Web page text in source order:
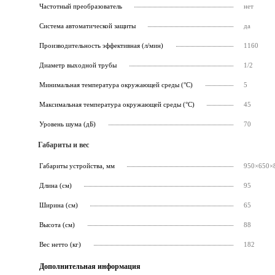
Частотный преобразователь нет
Система автоматической защиты да
Производительность эффективная (л/мин) 1160
Диаметр выходной трубы 1/2
Минимальная температура окружающей среды (°C) 5
Максимальная температура окружающей среды (°C) 45
Уровень шума (дБ) 70
Габариты и вес
Габариты устройства, мм
Длина (см) 95
Ширина (см) 65
Высота (см) 88
Вес нетто (кг) 182
Дополнительная информация